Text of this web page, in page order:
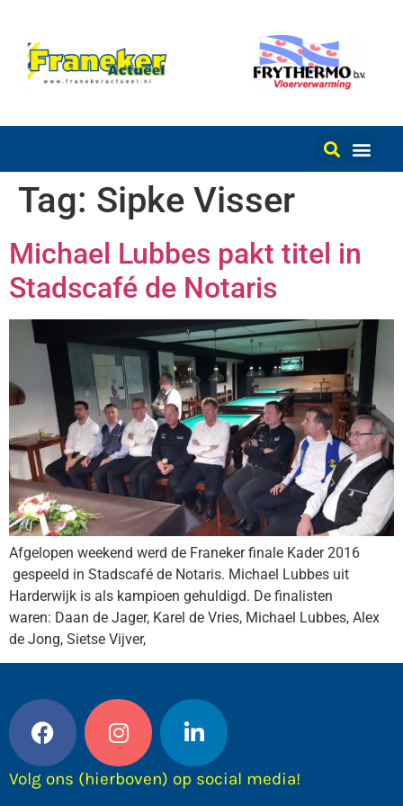
Tag: Sipke Visser
Michael Lubbes pakt titel in
Stadscafé de Notaris
Afgelopen weekend werd de Franeker finale Kader 2016
gespeeld in Stadscafé de Notaris. Michael Lubbes uit
Harderwijk is als kampioen gehuldigd. De finalisten
waren: Daan de Jager, Karel de Vries, Michael Lubbes, Alex
de Jong, Sietse Vijver,
Volg ons (hierboven) op social media!